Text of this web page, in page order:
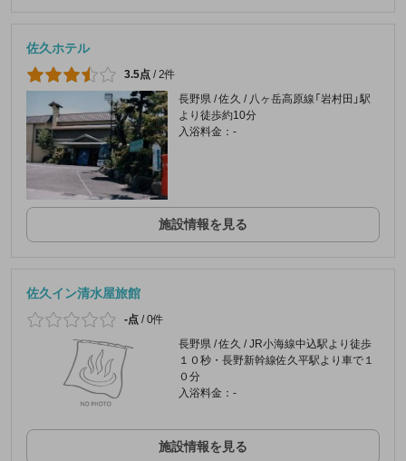
佐久ホテル
3.5点 / 2件
長野県 / 佐久 / 八ヶ岳高原線「岩村田」駅
より徒歩約10分
入浴料金：-
施設情報を見る
佐久イン清水屋旅館
-点 /0件
長野県 / 佐久 / JR小海線中込駅より徒歩
１０秒・長野新幹線佐久平駅より車で１
０分
入浴料金：-
施設情報を見る